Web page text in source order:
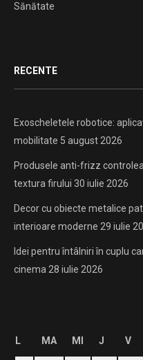
Sănătate
RECENTE
Exoscheletele robotice:
mobilitate 5 august 2026
Produsele anti-frizz
textura firului 30 iulie 2026
Decor cu obiecte metalice
interioare moderne 29 iulie
Idei pentru întâlniri în cuplu
cinema28 iulie 2026
L MA MI J V